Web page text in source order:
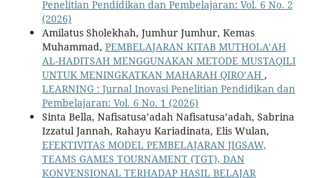
Penelitian Pendidikan dan Pembelajaran: Vol. 6 No. 2
(2026)
Amilatus Sholekhah, Jumhur Jumhur, Kemas
Muhammad, PEMBELAJARAN KITAB MUTHOLA’AH
AL-HADITSAH MENGGUNAKAN METODE MUSTAQILI
UNTUK MENINGKATKAN MAHARAH QIRO’AH ,
LEARNING : Jurnal Inovasi Penelitian Pendidikan dan
Pembelajaran: Vol. 6 No. 1 (2026)
Sinta Bella, Nafisatusa’adah Nafisatusa’adah, Sabrina
Izzatul Jannah, Rahayu Kariadinata, Elis Wulan,
EFEKTIVITAS MODEL PEMBELAJARAN JIGSAW,
TEAMS GAMES TOURNAMENT (TGT), DAN
KONVENSIONAL TERHADAP HASIL BELAJAR